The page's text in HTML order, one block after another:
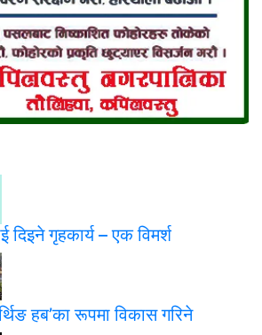
दिइने गृहकार्य – एक विमर्श
हब’का रूपमा विकास गरिने